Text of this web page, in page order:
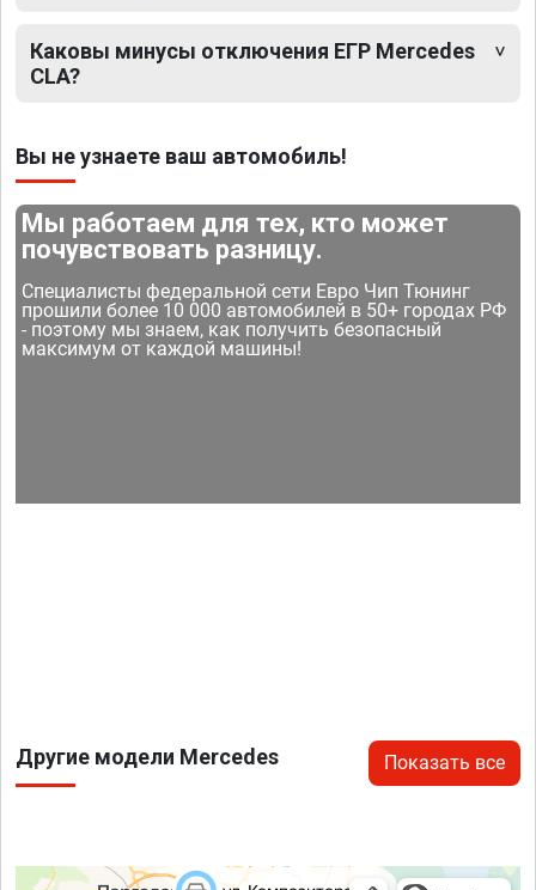
Каковы минусы отключения ЕГР Mercedes
CLA?
Вы не узнаете ваш автомобиль!
Мы работаем для тех, кто может
почувствовать разницу.
Специалисты федеральной сети Евро Чип Тюнинг
прошили более 10 000 автомобилей в 50+ городах РФ
- поэтому мы знаем, как получить безопасный
максимум от каждой машины!
Другие модели Mercedes Показать все